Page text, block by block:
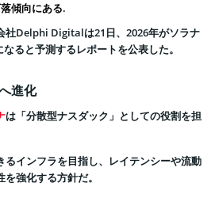
傾向にある.
社Delphi Digitalは21日、2026年がソラナ
なると予測するレポートを公表した。
進化
は「分散型ナスダック」としての役割を担
るインフラを目指し、レイテンシーや流動
強化する方針だ。